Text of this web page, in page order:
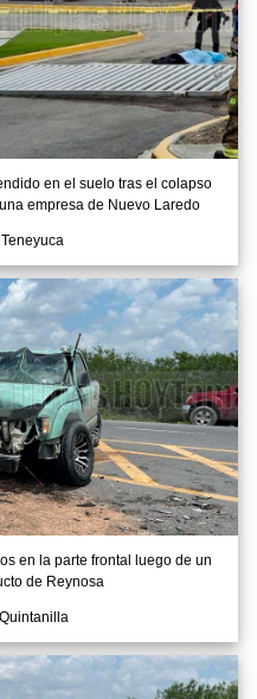
en el suelo tras el colapso
empresa de Nuevo Laredo
en la parte frontal luego de un
de Reynosa